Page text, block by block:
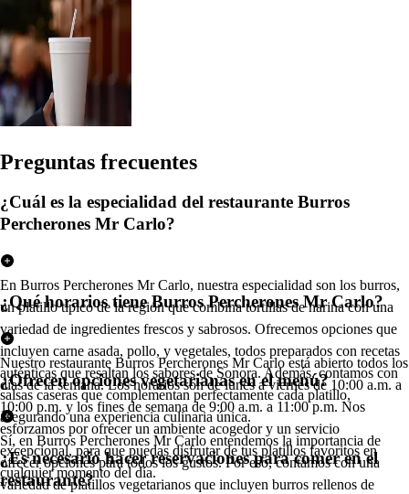
Preguntas frecuentes
¿Cuál es la especialidad del restaurante Burros
Percherones Mr Carlo?
En Burros Percherones Mr Carlo, nuestra especialidad son los burros,
un platillo típico de la región que combina tortillas de harina con una
variedad de ingredientes frescos y sabrosos. Ofrecemos opciones que
incluyen carne asada, pollo, y vegetales, todos preparados con recetas
auténticas que resaltan los sabores de Sonora. Además, contamos con
salsas caseras que complementan perfectamente cada platillo,
asegurando una experiencia culinaria única.
¿Qué horarios tiene Burros Percherones Mr Carlo?
Nuestro restaurante Burros Percherones Mr Carlo está abierto todos los
días de la semana. Los horarios son de lunes a viernes de 10:00 a.m. a
10:00 p.m. y los fines de semana de 9:00 a.m. a 11:00 p.m. Nos
esforzamos por ofrecer un ambiente acogedor y un servicio
excepcional, para que puedas disfrutar de tus platillos favoritos en
cualquier momento del día.
¿Ofrecen opciones vegetarianas en el menú?
Sí, en Burros Percherones Mr Carlo entendemos la importancia de
ofrecer opciones para todos los gustos. Por eso, contamos con una
variedad de platillos vegetarianos que incluyen burros rellenos de
¿Es necesario hacer reservaciones para comer en el
restaurante?